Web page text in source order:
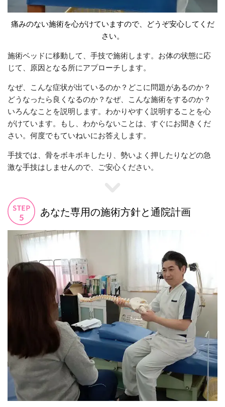
痛みのない施術を心がけていますので、どうぞ安心してくだ
さい。
施術ベッドに移動して、手技で施術します。お体の状態に応
じて、原因となる所にアプローチします。
なぜ、こんな症状が出ているのか？どこに問題があるのか？
どうなったら良くなるのか？なぜ、こんな施術をするのか？
いろんなことを説明します。わかりやすく説明することを心
がけています。もし、わからないことは、すぐにお聞きくだ
さい。何度でもていねいにお答えします。
手技では、骨をボキボキしたり、勢いよく押したりなどの急
激な手技はしませんので、ご安心ください。
あなた専用の施術方針と通院計画